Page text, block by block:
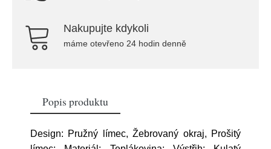
Nakupujte kdykoli
máme otevřeno 24 hodin denně
Popis produktu
Design: Pružný límec, Žebrovaný okraj, Prošitý